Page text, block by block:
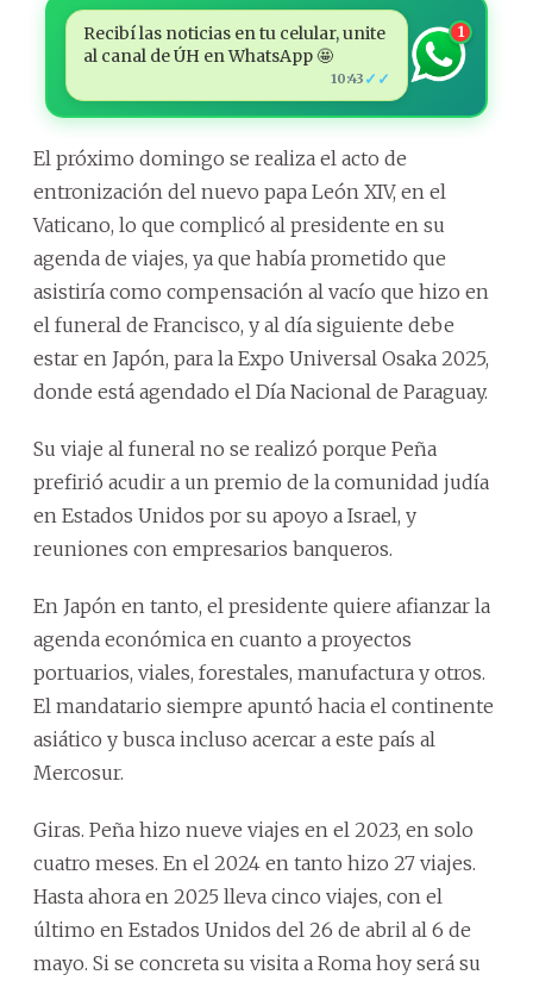
Recibí las noticias en tu celular, unite
al canal de ÚH en WhatsApp 🤩
10:43 ✓✓
1
El próximo domingo se realiza el acto de
entronización del nuevo papa León XIV, en el
Vaticano, lo que complicó al presidente en su
agenda de viajes, ya que había prometido que
asistiría como compensación al vacío que hizo en
el funeral de Francisco, y al día siguiente debe
estar en Japón, para la Expo Universal Osaka 2025,
donde está agendado el Día Nacional de Paraguay.
Su viaje al funeral no se realizó porque Peña
prefirió acudir a un premio de la comunidad judía
en Estados Unidos por su apoyo a Israel, y
reuniones con empresarios banqueros.
En Japón en tanto, el presidente quiere afianzar la
agenda económica en cuanto a proyectos
portuarios, viales, forestales, manufactura y otros.
El mandatario siempre apuntó hacia el continente
asiático y busca incluso acercar a este país al
Mercosur.
Giras. Peña hizo nueve viajes en el 2023, en solo
cuatro meses. En el 2024 en tanto hizo 27 viajes.
Hasta ahora en 2025 lleva cinco viajes, con el
último en Estados Unidos del 26 de abril al 6 de
mayo. Si se concreta su visita a Roma hoy será su